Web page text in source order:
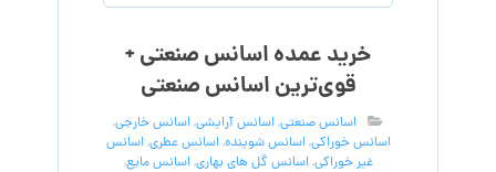
خرید عمده اسانس صنعتی +
قوی‌ترین اسانس‌ صنعتی
اسانس صنعتی,اسانس آرایشی,اسانس خارجی,
اسانس خوراکی,اسانس شوینده,اسانس عطری,اسانس
غیر خوراکی,اسانس گل های بهاری,اسانس مایع,